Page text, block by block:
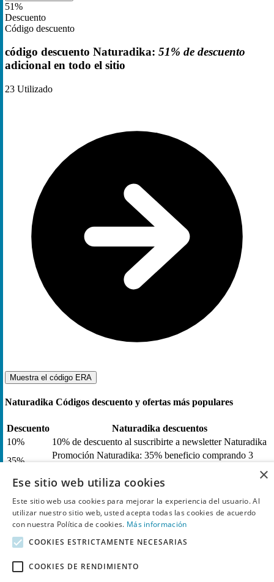
51%
Descuento
Código descuento
código descuento Naturadika: 51% de descuento
adicional en todo el sitio
23 Utilizado
Muestra el código ERA
Naturadika Códigos descuento y ofertas más populares
Descuento
Naturadika descuentos
10%
10% de descuento al suscribirte a newsletter Naturadika
35%
Promoción Naturadika: 35% beneficio comprando 3
Contacta con Naturadika
Naturadika
¿Cómo funciona un Código descuento en Naturadika ?
×
Ese sitio web utiliza cookies
Este sitio web usa cookies para mejorar la experiencia del usuario. Al
utilizar nuestro sitio web, usted acepta todas las cookies de acuerdo
con nuestra Política de cookies. Más información
COOKIES ESTRICTAMENTE NECESARIAS
COOKIES DE RENDIMIENTO